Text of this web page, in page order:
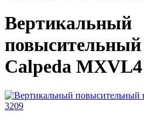
Вертикальный
повысительный
Calpeda MXVL4